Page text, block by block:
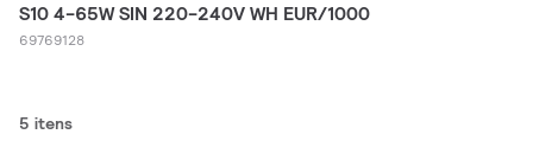
S10 4-65W SIN 220-240V WH EUR/1000
69769128
5 itens